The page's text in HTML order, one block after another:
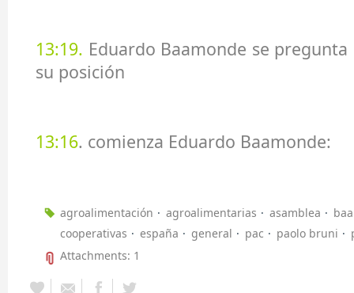
13:19. Eduardo Baamonde se
su posición
13:16. comienza Eduardo Baamonde:
agroalimentación agroalimentarias asamblea
cooperativas
españa general pac paolo bruni
Attachments: 1